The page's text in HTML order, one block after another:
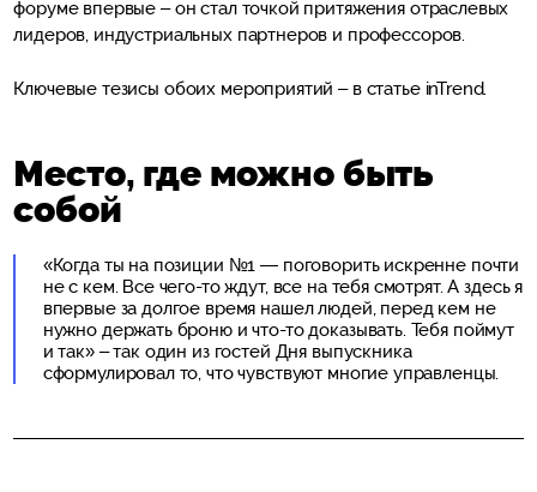
форуме впервые – он стал точкой притяжения отраслевых
лидеров, индустриальных партнеров и профессоров.
Ключевые тезисы обоих мероприятий – в статье inTrend.
Место, где можно быть
собой
«Когда ты на позиции №1 — поговорить искренне почти
не с кем. Все чего-то ждут, все на тебя смотрят. А здесь я
впервые за долгое время нашел людей, перед кем не
нужно держать броню и что-то доказывать. Тебя поймут
и так» – так один из гостей Дня выпускника
сформулировал то, что чувствуют многие управленцы.